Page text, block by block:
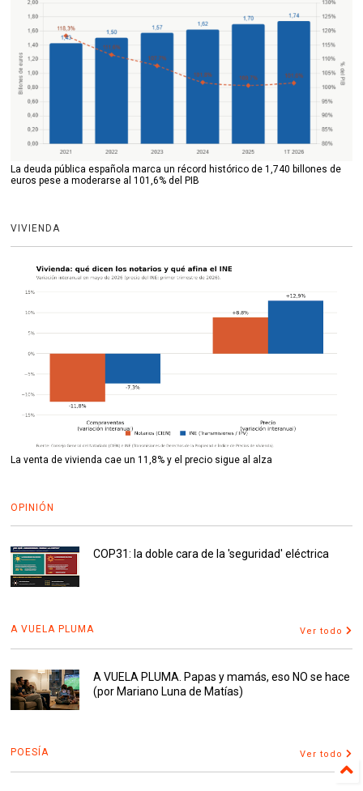
La deuda pública española marca un récord histórico de 1,740 billones de
euros pese a moderarse al 101,6% del PIB
VIVIENDA
La venta de vivienda cae un 11,8% y el precio sigue al alza
OPINIÓN
COP31: la doble cara de la 'seguridad' eléctrica
A VUELA PLUMA Ver todo
A VUELA PLUMA. Papas y mamás, eso NO se hace
(por Mariano Luna de Matías)
POESÍA Ver todo